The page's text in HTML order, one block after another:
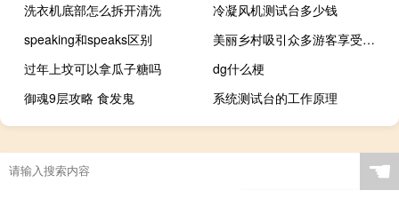
洗衣机底部怎么拆开清洗
冷凝风机测试台多少钱
speaking和speaks区别
美丽乡村吸引众多游客享受乡村慢生活 到底什么情况嘞
过年上坟可以拿瓜子糖吗
dg什么梗
御魂9层攻略 食发鬼
系统测试台的工作原理
☚